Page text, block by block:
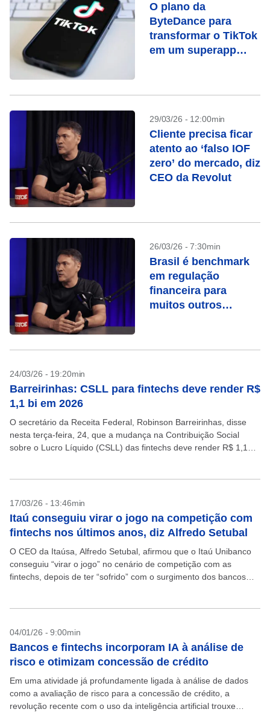
O plano da
ByteDance para
transformar o TikTok
em um superapp
29/03/26 - 12:00min
Cliente precisa ficar
atento ao ‘falso IOF
zero’ do mercado, diz
CEO da Revolut
26/03/26 - 7:30min
Brasil é benchmark
em regulação
financeira para
muitos outros
24/03/26 - 19:20min
Barreirinhas: CSLL para fintechs deve render R$
1,1 bi em 2026
O secretário da Receita Federal, Robinson Barreirinhas, disse
nesta terça-feira, 24, que a mudança na Contribuição Social
sobre o Lucro Líquido (CSLL) das fintechs deve render R$ 1,1
17/03/26 - 13:46min
Itaú conseguiu virar o jogo na competição com
fintechs nos últimos anos, diz Alfredo Setubal
O CEO da Itaúsa, Alfredo Setubal, afirmou que o Itaú Unibanco
conseguiu “virar o jogo” no cenário de competição com as
fintechs, depois de ter “sofrido” com o surgimento dos bancos
04/01/26 - 9:00min
Bancos e fintechs incorporam IA à análise de
risco e otimizam concessão de crédito
Em uma atividade já profundamente ligada à análise de dados
como a avaliação de risco para a concessão de crédito, a
revolução recente com o uso da inteligência artificial trouxe